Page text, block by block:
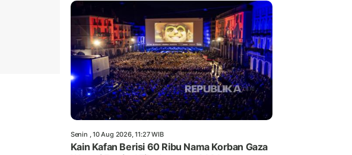
Senin , 10 Aug 2026, 11:27 WIB
Kain Kafan Berisi 60 Ribu Nama Korban Gaza